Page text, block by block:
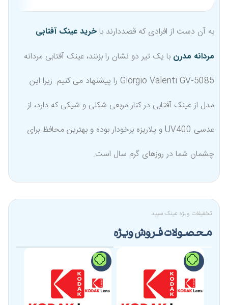
به آن دست از افرادی که قصددارند با خرید عینک آفتابی
مردانه مدرن با یک تیر دو نشان را بزنند، عینک آفتابی مردانه
Giorgio Valenti GV-5085 را پیشنهاد می کنیم. زیرا این
مدل از عینک آفتابی در کنار مربعی شکلی و شیکی که دارد، از
عدسی UV400 و پلاریزه برخودار بوده و بهترین محافظ برای
چشمان شما در روزهای گرم سال است.
تخفیفات ویژه عینک سپید
محصولات فروش ویژه
-4%
-9%